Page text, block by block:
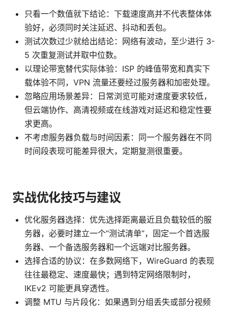
只看一个数值就下结论：下载速度高并不代表整体体
验好，必须同时关注延迟、抖动和丢包。
测试次数过少就给出结论：网络有波动，至少进行 3-
5 次重复测试并取中位数。
以理论带宽替代实际体验：ISP 的峰值带宽和真实下
载体验不同，VPN 流量还要经过服务器和加密处理。
忽略应用场景差异：日常浏览可能对速度要求较低，
但云端协作、高清视频或在线游戏对延迟和稳定性要
求更高。
不考虑服务器负载与时间因素：同一个服务器在不同
时间段表现可能差异很大，定期复测很重要。
实战优化技巧与建议
优化服务器选择：优先选择距离最近且负载较低的服
务器，必要时建立一个“测试清单”，固定一个首选服
务器、一个备选服务器和一个远端对比服务器。
选择合适的协议：在多数网络下，WireGuard 的表现
往往最稳定、速度最快；遇到特定网络限制时，
IKEv2 可能更具穿透性。
调整 MTU 与片段化：如果遇到分组丢失或部分视频